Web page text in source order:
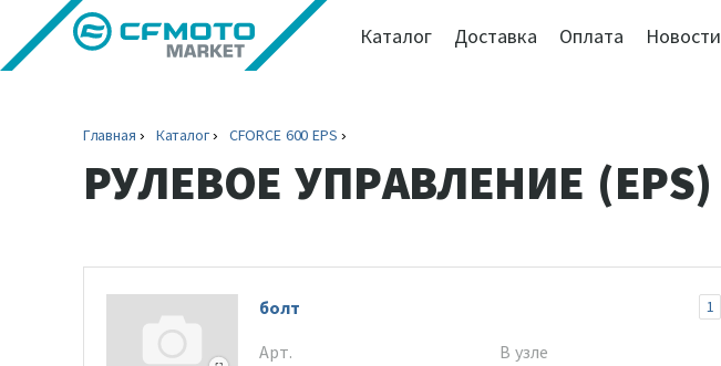
Каталог Доставка Оплата Новости
Главная Каталог CFORCE 600 EPS
РУЛЕВОЕ УПРАВЛЕНИЕ (EPS)
болт 1
Арт.
В узле